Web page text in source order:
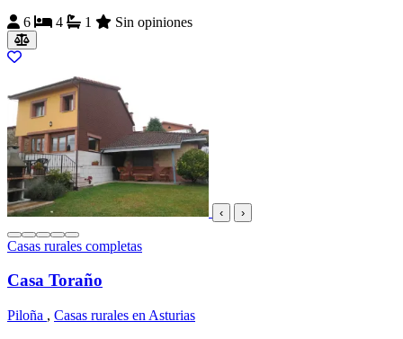
6
4 1 Sin opiniones
‹ ›
Casas rurales completas
Casa Toraño
Piloña , Casas rurales en Asturias